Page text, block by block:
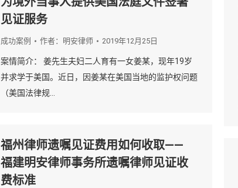
见证服务
成功案例 作者： 明安律师 2019年12月25日
案情简介： 姜先生夫妇二人育有一女姜某，现年19岁
并求学于美国。近日，因姜某在美国当地的监护权问题
（美国法律规…
福州律师遗嘱见证费用如何收取——
福建明安律师事务所遗嘱律师见证收
费标准